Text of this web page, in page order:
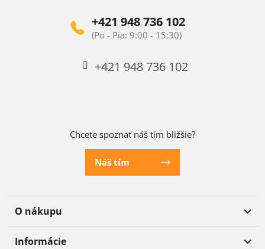
+421 948 736 102
+421 948 736 102
Chcete spoznať náš tím bližšie?
Náš tím
O nákupu
Informácie